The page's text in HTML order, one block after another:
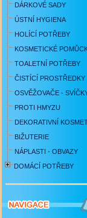
DÁRKOVÉ SADY
ÚSTNÍ HYGIENA
HOLÍCÍ POTŘEBY
KOSMETICKÉ
TOALETNÍ POTŘEBY
ČISTÍCÍ PROSTŘEDKY
OSVĚŽOVAČE -
PROTI HMYZU
DEKORATIVNÍ
BIŽUTERIE
NÁPLASTI - OBVAZY
DOMÁCÍ POTŘEBY